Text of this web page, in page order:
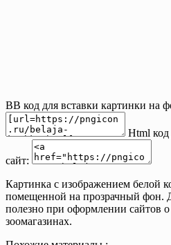
BB код для вставки картинки на
Html код
сайт:
Картинка с изображением белой
помещенной на прозрачный фон.
полезно при оформлении сайтов
зоомагазинах.